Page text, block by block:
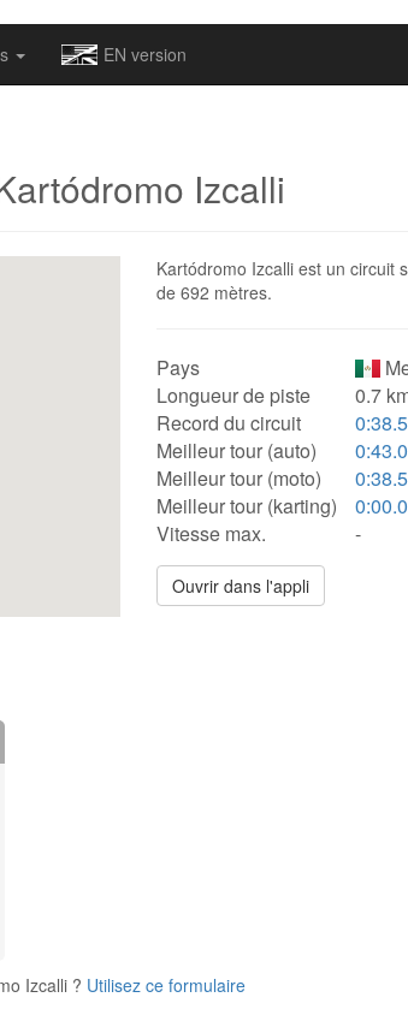
EN version
Izcalli
Kartódromo Izcalli est un circuit
de 692 mètres.
Pays
Longueur de piste
0.7
Record du circuit
Meilleur tour (auto)
Meilleur tour (moto)
Meilleur tour (karting)
Vitesse max.
-
Ouvrir dans l'appli
Izcalli ? Utilisez ce formulaire